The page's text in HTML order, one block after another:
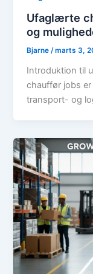
Ufaglærte
og
Bjarne/marts 3,
Introduktion til
chauffør jobs
transport- og